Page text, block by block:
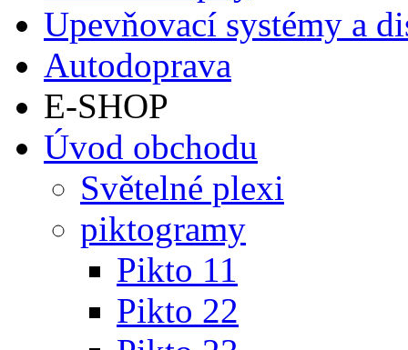
Upevňovací systémy a
Autodoprava
E-SHOP
Úvod obchodu
Světelné plexi
piktogramy
Pikto 11
Pikto 22